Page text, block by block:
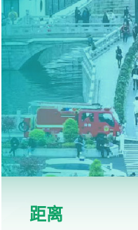
距离